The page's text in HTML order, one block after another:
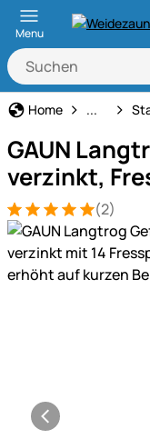
Menu
Home Haus und
...
GAUN
verzinkt,
Bewertung: 5 von 5
2 Bewertungen
(2)
Produktgalerie